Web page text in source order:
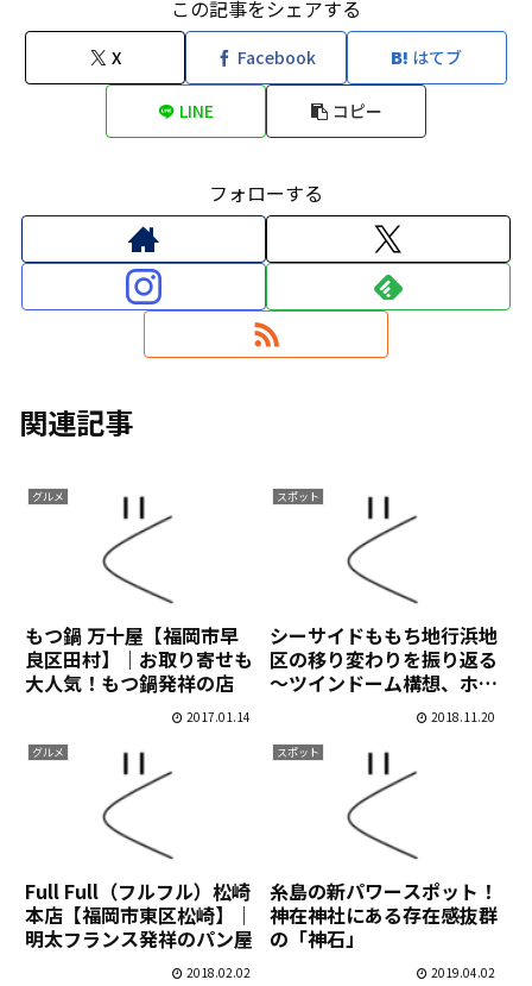
この記事をシェアする
X Facebook はてブ
LINE コピー
フォローする
関連記事
グルメ
もつ鍋 万十屋【福岡市早
良区田村】｜お取り寄せも
大人気！もつ鍋発祥の店
2017.01.14
スポット
シーサイドももち地行浜地
区の移り変わりを振り返る
～ツインドーム構想、ホー
クスタウンモール～2018.11.20
グルメ
Full Full（フルフル）松崎
本店【福岡市東区松崎】｜
明太フランス発祥のパン屋
2018.02.02
スポット
糸島の新パワースポット！
神在神社にある存在感抜群
の「神石」
2019.04.02